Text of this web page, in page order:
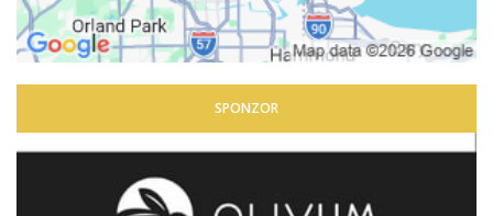
SPONZOR